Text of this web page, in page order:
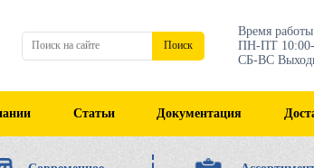
Поиск
Время
ПН-ПТ 10:00-
СБ-ВС
Статьи Документация